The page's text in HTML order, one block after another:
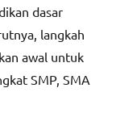
dasar
langkah
awal untuk
SMP, SMA